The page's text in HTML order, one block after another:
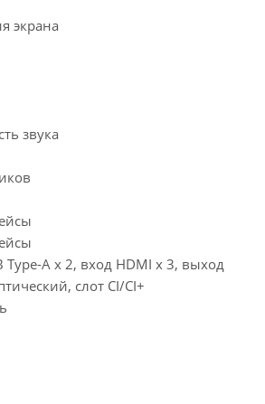
экрана
звука
Type-A x 2, вход HDMI x 3, выход
слот CI/CI+